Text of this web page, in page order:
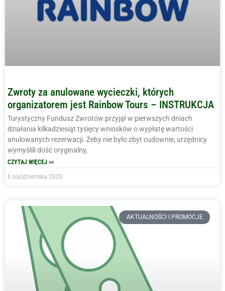
Zwroty za anulowane wycieczki, których
organizatorem jest Rainbow Tours – INSTRUKCJA
Turystyczny Fundusz Zwrotów przyjął w pierwszych dniach
działania kilkadziesiąt tysięcy wniosków o wypłatę wartości
anulowanych rezerwacji. Żeby nie było zbyt cudownie, urzędnicy
wymyślili dość oryginalny,
CZYTAJ WIĘCEJ >>
6 października 2020
AKTUALNOŚCI I PROMOCJE